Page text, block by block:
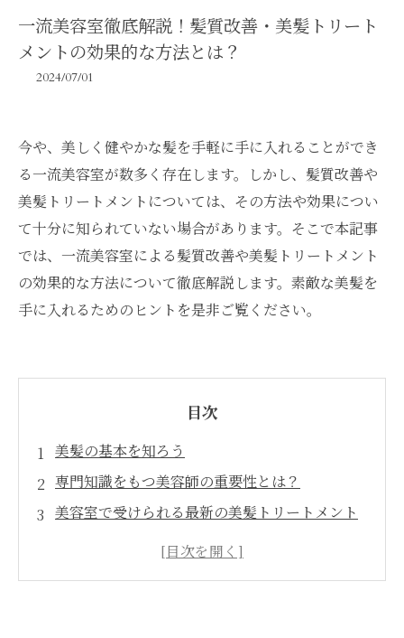
一流美容室徹底解説！髪質改善・美髪トリート
メントの効果的な方法とは？
2024/07/01
今や、美しく健やかな髪を手軽に手に入れることができ
る一流美容室が数多く存在します。しかし、髪質改善や
美髪トリートメントについては、その方法や効果につい
て十分に知られていない場合があります。そこで本記事
では、一流美容室による髪質改善や美髪トリートメント
の効果的な方法について徹底解説します。素敵な美髪を
手に入れるためのヒントを是非ご覧ください。
目次
美髪の基本を知ろう
専門知識をもつ美容師の重要性とは？
美容室で受けられる最新の美髪トリートメント